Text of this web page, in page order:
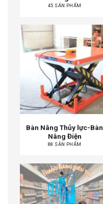
45 SẢN PHẨM
Bàn Nâng Thủy lực-Bàn
Nâng Điện
88 SẢN PHẨM